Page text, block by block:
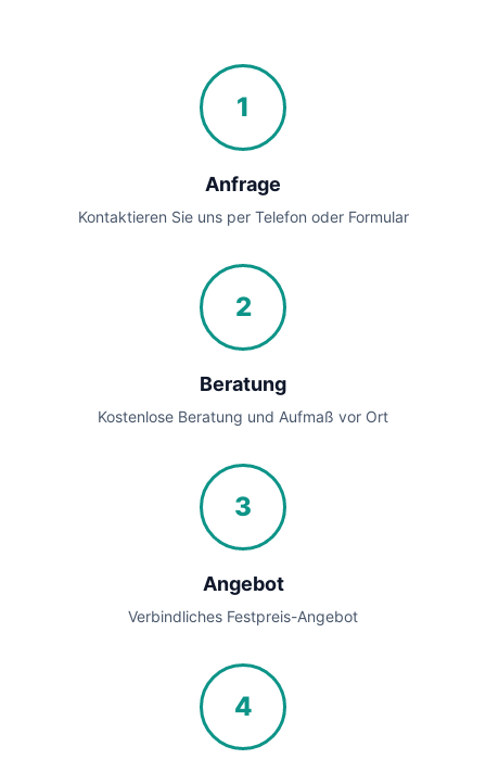
1
Anfrage
Kontaktieren Sie uns per Telefon oder Formular
2
Beratung
Kostenlose Beratung und Aufmaß vor Ort
3
Angebot
Verbindliches Festpreis-Angebot
4